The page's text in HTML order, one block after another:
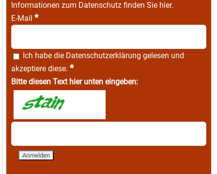
Informationen zum Datenschutz finden Sie hier.
E-Mail *
Ich habe die Datenschutzerklärung gelesen und
akzeptiere diese. *
Bitte diesen Text hier unten eingeben: